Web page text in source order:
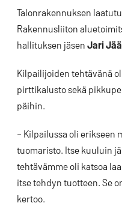
Talonrakennuksen
Rakennusliiton
hallituksen jäsen Jari
Kilpailijoiden tehtävänä
pirttikalusto sekä
päihin.
– Kilpailussa oli erikseen
tuomaristo. Itse kuuluin
tehtävämme oli katsoa
itse tehdyn tuotteen. Se
kertoo.